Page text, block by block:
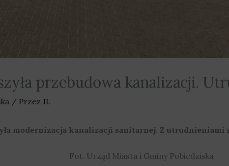
przebudowa kanalizacji.
/ Przez JL
modernizacja kanalizacji sanitarnej. Z utrudnieniami
Fot. Urząd Miasta i Gminy Pobiedziska